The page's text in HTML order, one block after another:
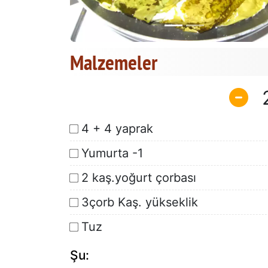
Malzemeler
4 + 4 yaprak
Yumurta -1
2 kaş.yoğurt çorbası
3çorb Kaş. yükseklik
Tuz
Şu: